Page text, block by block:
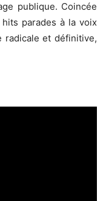
publique. Coincée
parades à la voix
radicale et définitive,